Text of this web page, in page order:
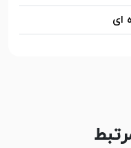
ای